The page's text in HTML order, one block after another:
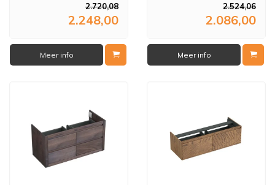
2.720,08
2.248,00
Meer info
2.524,06
2.086,00
Meer info